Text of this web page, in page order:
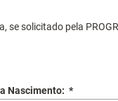
se solicitado pela
Nascimento: *